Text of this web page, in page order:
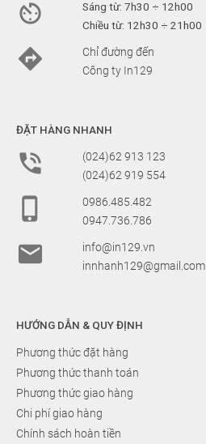

Sáng từ: 7h30 ÷ 12h00
Chiều từ: 12h30 ÷ 21h00

Chỉ đường đến
Công ty In129
ĐẶT HÀNG NHANH

(024)62 913 123
(024)62 919 554

0986.485.482
0947.736.786

info@in129.vn
innhanh129@gmail.com
HƯỚNG DẪN & QUY ĐỊNH
Phương thức đặt hàng
Phương thức thanh toán
Phương thức giao hàng
Chi phí giao hàng
Chính sách hoàn tiền